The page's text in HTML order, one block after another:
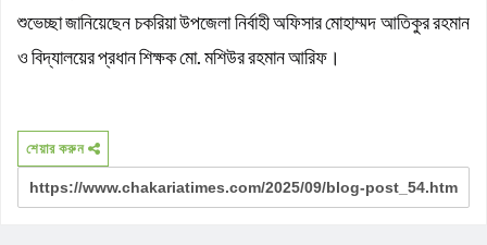
শুভেচ্ছা জানিয়েছেন চকরিয়া উপজেলা নির্বাহী অফিসার মোহাম্মদ আতিকুর রহমান
ও বিদ্যালয়ের প্রধান শিক্ষক মো. মশিউর রহমান আরিফ।
শেয়ার করুন